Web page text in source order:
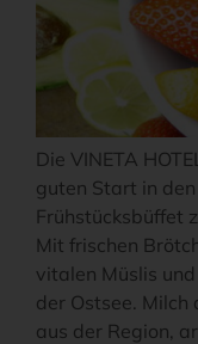
Die VINETA
guten Start in
Frühstücksbüffet
Mit frischen
vitalen Müslis
der Ostsee.
aus der Region,